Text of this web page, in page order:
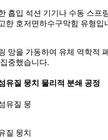
흡입 석션 기기나 수동 스프
한 호저면하수구막힘 유형입
망을 가동하여 유체 역학적
중했습니다.
유질 뭉치 물리적 분쇄 공정
질 뭉치